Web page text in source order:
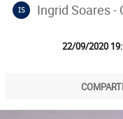
IS Ingrid Soares -
22/09/2020